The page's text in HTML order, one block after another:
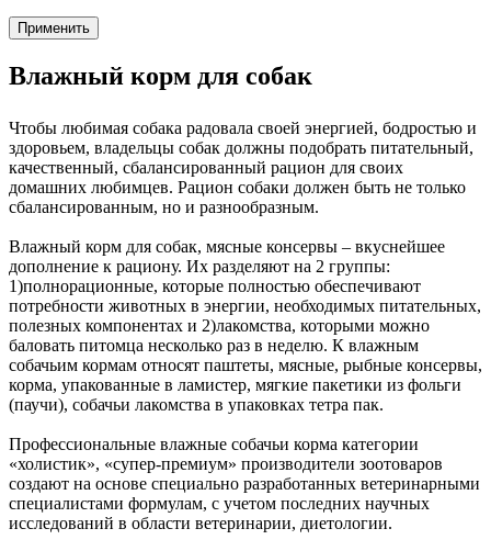
Применить
Влажный корм для собак
Чтобы любимая собака радовала своей энергией, бодростью и
здоровьем, владельцы собак должны подобрать питательный,
качественный, сбалансированный рацион для своих
домашних любимцев. Рацион собаки должен быть не только
сбалансированным, но и разнообразным.
Влажный корм для собак, мясные консервы – вкуснейшее
дополнение к рациону. Их разделяют на 2 группы:
1)полнорационные, которые полностью обеспечивают
потребности животных в энергии, необходимых питательных,
полезных компонентах и 2)лакомства, которыми можно
баловать питомца несколько раз в неделю. К влажным
собачьим кормам относят паштеты, мясные, рыбные консервы,
корма, упакованные в ламистер, мягкие пакетики из фольги
(паучи), собачьи лакомства в упаковках тетра пак.
Профессиональные влажные собачьи корма категории
«холистик», «супер-премиум» производители зоотоваров
создают на основе специально разработанных ветеринарными
специалистами формулам, с учетом последних научных
исследований в области ветеринарии, диетологии.